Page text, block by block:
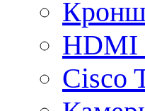
HDMI
Cisco